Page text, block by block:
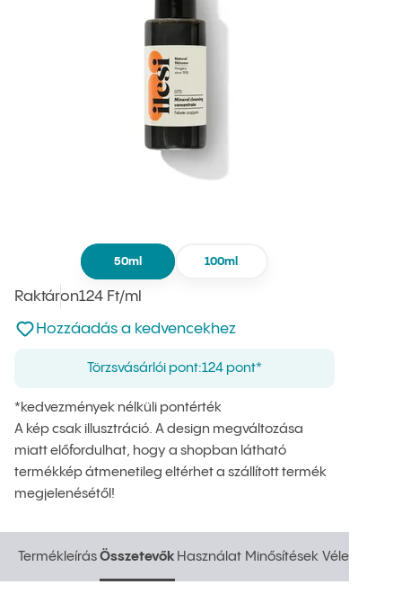
50ml 100ml
RaktáronEgységár
124 Ft/ml
Nincsen hozzáadva a kedvencekhez
Hozzáadás a kedvencekhez
Törzsvásárlói pont:124 pont*
*kedvezmények nélküli pontérték
A kép csak illusztráció. A design megváltozása
miatt előfordulhat, hogy a shopban látható
termékkép átmenetileg eltérhet a szállított termék
megjelenésétől!
Termékleírás
Termékleírás
Összetevők
Összetevők
Használat
Használat
Minősítések
Minősítések
Vélemények
Vélemények